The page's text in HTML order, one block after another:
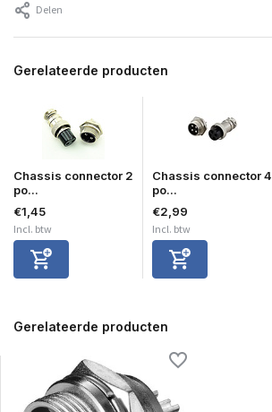
Delen
Gerelateerde producten
Chassis connector 2
po...
€1,45
Incl. btw
Chassis connector 4
po...
€2,99
Incl. btw
Gerelateerde producten